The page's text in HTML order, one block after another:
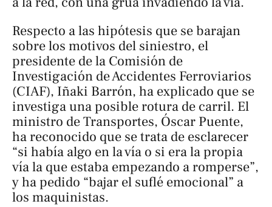
Respecto a las hipótesis que se barajan
sobre los motivos del siniestro, el
presidente de la Comisión de
Investigación de Accidentes Ferroviarios
(CIAF), Iñaki Barrón, ha explicado que se
investiga una posible rotura de carril. El
ministro de Transportes, Óscar Puente,
ha reconocido que se trata de esclarecer
“si había algo en la vía o si era la propia
vía la que estaba empezando a romperse”,
y ha pedido “bajar el suflé emocional” a
los maquinistas.